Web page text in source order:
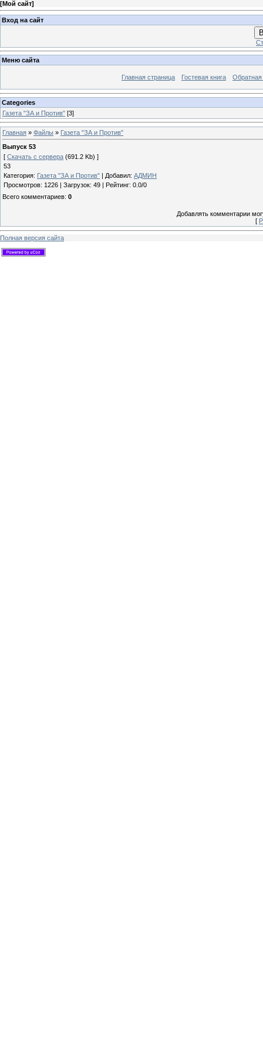
[Мой сайт]
Вход на сайт
Меню сайта
Главная страница Гостевая книга Обратная
Categories
Газета "ЗА и Против" [3]
Главная » Файлы » Газета "ЗА и Против"
Выпуск 53
[ Скачать с сервера (691.2 Kb) ]
53
Категория: Газета "ЗА и Против" Добавил: АДМИН
Просмотров: 1226 Загрузок: 49 Рейтинг: 0.0/0
Всего комментариев: 0
Добавлять комментарии
[
Полная версия сайта